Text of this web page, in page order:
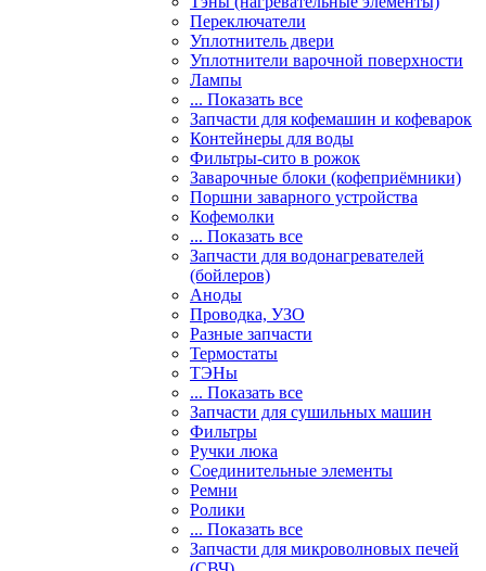
Переключатели
Уплотнитель двери
Уплотнители варочной поверхности
Лампы
... Показать все
Запчасти для кофемашин и кофеварок
Контейнеры для воды
Фильтры-сито в рожок
Заварочные блоки (кофеприёмники)
Поршни заварного устройства
Кофемолки
... Показать все
Запчасти для водонагревателей
(бойлеров)
Аноды
Проводка, УЗО
Разные запчасти
Термостаты
ТЭНы
... Показать все
Запчасти для сушильных машин
Фильтры
Ручки люка
Соединительные элементы
Ремни
Ролики
... Показать все
Запчасти для микроволновых печей